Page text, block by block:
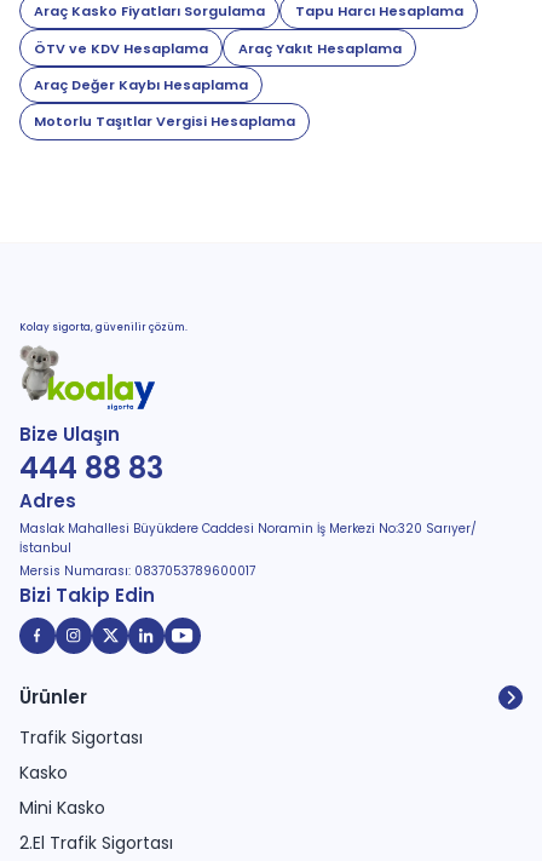
Araç Kasko Fiyatları Sorgulama
Tapu Harcı Hesaplama
ÖTV ve KDV Hesaplama
Araç Yakıt Hesaplama
Araç Değer Kaybı Hesaplama
Motorlu Taşıtlar Vergisi Hesaplama
Kolay sigorta, güvenilir çözüm.
Bize Ulaşın
444 88 83
Adres
Maslak Mahallesi Büyükdere Caddesi Noramin İş Merkezi No:320 Sarıyer/
İstanbul
Mersis Numarası: 0837053789600017
Bizi Takip Edin
Ürünler
Trafik Sigortası
Kasko
Mini Kasko
2.El Trafik Sigortası